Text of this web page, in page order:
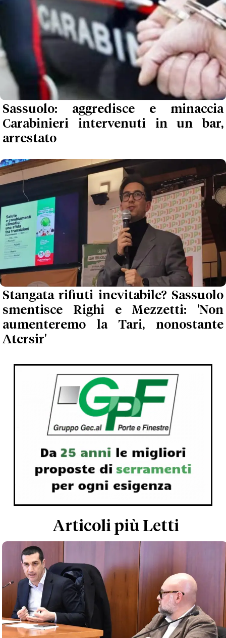
Sassuolo: aggredisce e minaccia
Carabinieri intervenuti in un bar,
arrestato
Stangata rifiuti inevitabile? Sassuolo
smentisce Righi e Mezzetti: 'Non
aumenteremo la Tari, nonostante
Atersir'
Articoli più Letti